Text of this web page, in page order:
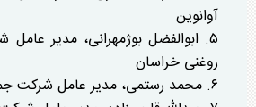
آوانوین
۵. ابوالفضل بوژمهرانی، مدیر
روغنی خراسان
۶. محمد رستمی، مدیر عامل شرکت جمکو